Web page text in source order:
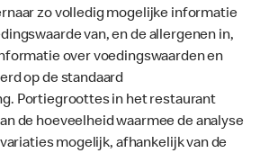
zo volledig mogelijke informatie
van, en de allergenen in,
over voedingswaarden en
op de standaard
Portiegroottes in het restaurant
de hoeveelheid waarmee de analyse
mogelijk, afhankelijk van de